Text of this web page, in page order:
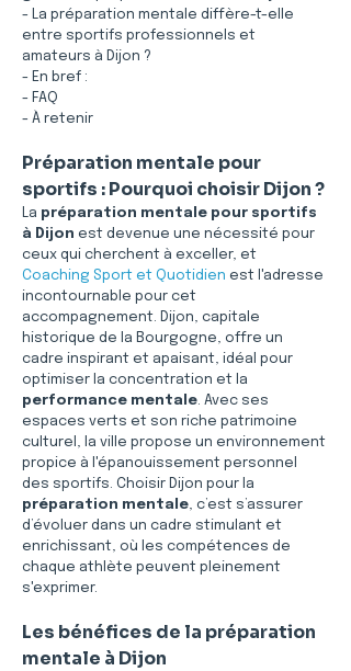
- La préparation mentale diffère-t-elle
entre sportifs professionnels et
amateurs à Dijon ?
- En bref :
- FAQ
- À retenir
Préparation mentale pour
sportifs : Pourquoi choisir Dijon ?
La préparation mentale pour sportifs
à Dijon est devenue une nécessité pour
ceux qui cherchent à exceller, et
Coaching Sport et Quotidien est l'adresse
incontournable pour cet
accompagnement. Dijon, capitale
historique de la Bourgogne, offre un
cadre inspirant et apaisant, idéal pour
optimiser la concentration et la
performance mentale. Avec ses
espaces verts et son riche patrimoine
culturel, la ville propose un environnement
propice à l'épanouissement personnel
des sportifs. Choisir Dijon pour la
préparation mentale, c’est s’assurer
d’évoluer dans un cadre stimulant et
enrichissant, où les compétences de
chaque athlète peuvent pleinement
s'exprimer.
Les bénéfices de la préparation
mentale à Dijon